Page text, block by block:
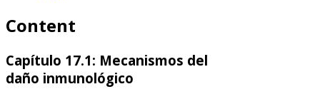
Content
Capítulo 17.1: Mecanismos del
daño inmunológico